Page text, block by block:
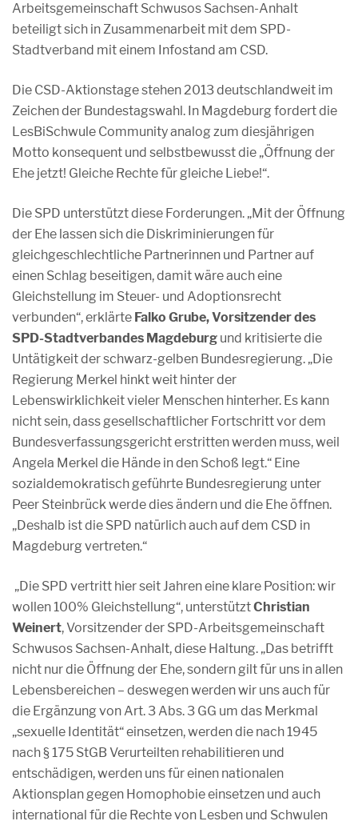
Arbeitsgemeinschaft Schwusos Sachsen-Anhalt
beteiligt sich in Zusammenarbeit mit dem SPD-
Stadtverband mit einem Infostand am CSD.
Die CSD-Aktionstage stehen 2013 deutschlandweit im
Zeichen der Bundestagswahl. In Magdeburg fordert die
LesBiSchwule Community analog zum diesjährigen
Motto konsequent und selbstbewusst die „Öffnung der
Ehe jetzt! Gleiche Rechte für gleiche Liebe!“.
Die SPD unterstützt diese Forderungen. „Mit der Öffnung
der Ehe lassen sich die Diskriminierungen für
gleichgeschlechtliche Partnerinnen und Partner auf
einen Schlag beseitigen, damit wäre auch eine
Gleichstellung im Steuer- und Adoptionsrecht
verbunden“, erklärte Falko Grube, Vorsitzender des
SPD-Stadtverbandes Magdeburg und kritisierte die
Untätigkeit der schwarz-gelben Bundesregierung. „Die
Regierung Merkel hinkt weit hinter der
Lebenswirklichkeit vieler Menschen hinterher. Es kann
nicht sein, dass gesellschaftlicher Fortschritt vor dem
Bundesverfassungsgericht erstritten werden muss, weil
Angela Merkel die Hände in den Schoß legt.“ Eine
sozialdemokratisch geführte Bundesregierung unter
Peer Steinbrück werde dies ändern und die Ehe öffnen.
„Deshalb ist die SPD natürlich auch auf dem CSD in
Magdeburg vertreten.“
„Die SPD vertritt hier seit Jahren eine klare Position: wir
wollen 100% Gleichstellung“, unterstütztChristian
Weinert, Vorsitzender der SPD-Arbeitsgemeinschaft
Schwusos Sachsen-Anhalt, diese Haltung. „Das betrifft
nicht nur die Öffnung der Ehe, sondern gilt für uns in allen
Lebensbereichen – deswegen werden wir uns auch für
die Ergänzung von Art. 3 Abs. 3 GG um das Merkmal
„sexuelle Identität“ einsetzen, werden die nach 1945
nach § 175 StGB Verurteilten rehabilitieren und
entschädigen, werden uns für einen nationalen
Aktionsplan gegen Homophobie einsetzen und auch
international für die Rechte von Lesben und Schwulen